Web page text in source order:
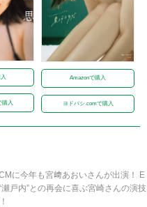
購入
Amazonで購入
ヨドバシ.comで購入
に今年も宮﨑あおいさんが出演！ E
戸内”との再会に喜ぶ宮崎さんの演技